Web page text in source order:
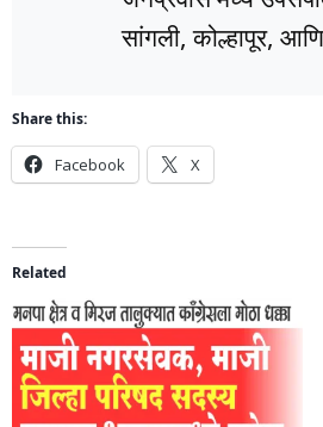
सांगली, कोल्हापूर,
Share this:
Facebook X
Related